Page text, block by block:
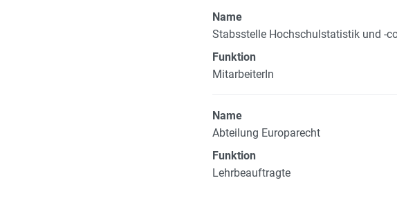
Name
Stabsstelle Hochschulstatistik und -
Funktion
MitarbeiterIn
Name
Abteilung Europarecht
Funktion
Lehrbeauftragte